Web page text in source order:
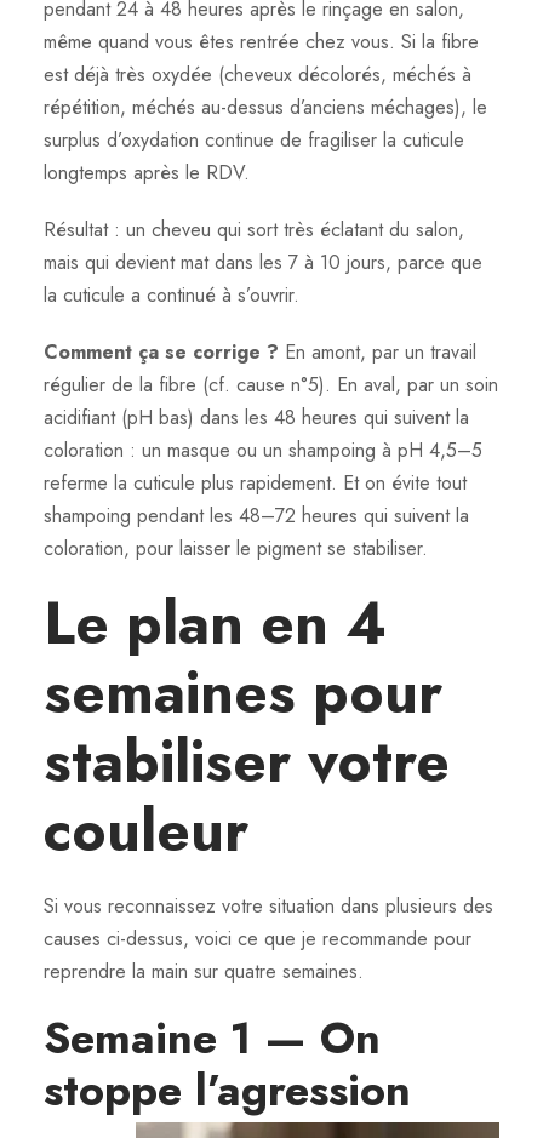
pendant 24 à 48 heures après le rinçage en salon,
même quand vous êtes rentrée chez vous. Si la fibre
est déjà très oxydée (cheveux décolorés, méchés à
répétition, méchés au-dessus d’anciens méchages), le
surplus d’oxydation continue de fragiliser la cuticule
longtemps après le RDV.
Résultat : un cheveu qui sort très éclatant du salon,
mais qui devient mat dans les 7 à 10 jours, parce que
la cuticule a continué à s’ouvrir.
Comment ça se corrige ? En amont, par un travail
régulier de la fibre (cf. cause n°5). En aval, par un soin
acidifiant (pH bas) dans les 48 heures qui suivent la
coloration : un masque ou un shampoing à pH 4,5–5
referme la cuticule plus rapidement. Et on évite tout
shampoing pendant les 48–72 heures qui suivent la
coloration, pour laisser le pigment se stabiliser.
Le plan en 4
semaines pour
stabiliser votre
couleur
Si vous reconnaissez votre situation dans plusieurs des
causes ci-dessus, voici ce que je recommande pour
reprendre la main sur quatre semaines.
Semaine 1 — On
stoppe l’agression